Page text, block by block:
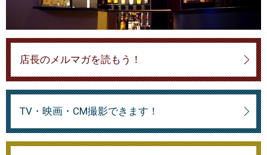
店長のメルマガを読もう！
TV・映画・CM撮影できます！